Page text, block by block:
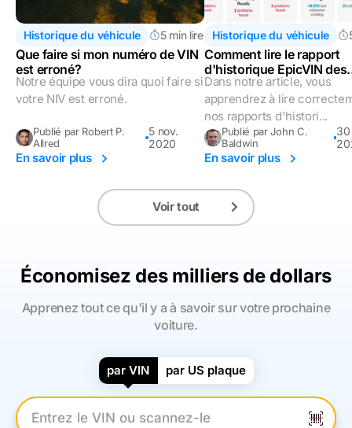
Historique du véhicule 5 min lire
Que faire si mon numéro de VIN
est erroné?
Notre équipe vous dira quoi faire si
votre NIV est erroné.
Publié par Robert P.
Allred
5 nov.
2020
En savoir plus
Historique du véhicule
Comment lire le rapport
d'historique EpicVIN des
véhicules ?
Dans notre article, vous
apprendrez à lire
nos rapports d'histori...
Publié par John C.
Baldwin
30
En savoir plus
Voir tout
Économisez des milliers de dollars
Apprenez tout ce qu'il y a à savoir sur votre prochaine
voiture.
par VIN par US plaque
Entrez le numéro VIN